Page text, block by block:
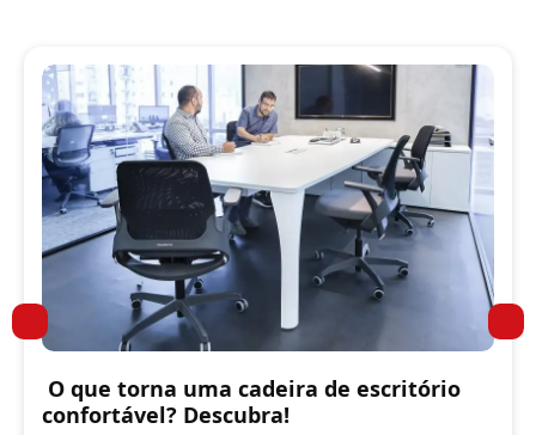
O que torna uma cadeira de escritório
confortável? Descubra!